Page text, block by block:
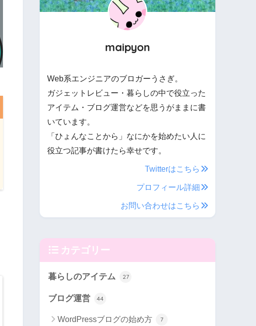
maipyon
Web系エンジニアのブロガーうさぎ。
ガジェットレビュー・暮らしの中で役立った
アイテム・ブログ運営などを思うがままに書
いています。
「ひょんなことから」なにかを始めたい人に
役立つ記事が書けたら幸せです。
Twitterはこちら
プロフィール詳細
お問い合わせはこちら
カテゴリー
暮らしのアイテム 27
ブログ運営 44
WordPressブログの始め方 7